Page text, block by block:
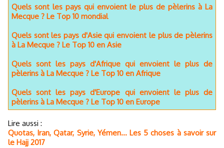
Quels sont les pays qui envoient le plus de pèlerins à La
Mecque ? Le Top 10 mondial
Quels sont les pays d'Asie qui envoient le plus de pèlerins
à La Mecque ? Le Top 10 en Asie
Quels sont les pays d'Afrique qui envoient le plus de
pèlerins à La Mecque ? Le Top 10 en Afrique
Quels sont les pays d'Europe qui envoient le plus de
pèlerins à La Mecque ? Le Top 10 en Europe
Lire aussi :
Quotas, Iran, Qatar, Syrie, Yémen… Les 5 choses à savoir sur
le Hajj 2017